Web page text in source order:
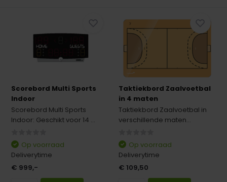
Scorebord Multi Sports
Indoor
Scorebord Multi Sports
Indoor: Geschikt voor 14 ...
Op voorraad
Deliverytime
€ 999,-
Taktiekbord Zaalvoetbal
in 4 maten
Taktiekbord Zaalvoetbal in
verschillende maten...
Op voorraad
Deliverytime
€ 109,50